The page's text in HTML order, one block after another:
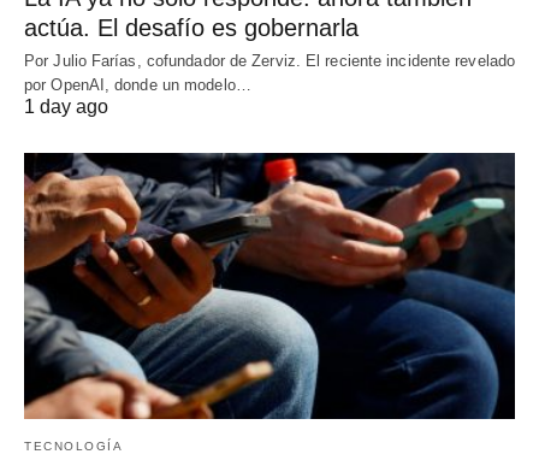
actúa. El desafío es gobernarla
Por Julio Farías, cofundador de Zerviz. El reciente incidente revelado
por OpenAI, donde un modelo…
1 day ago
TECNOLOGÍA